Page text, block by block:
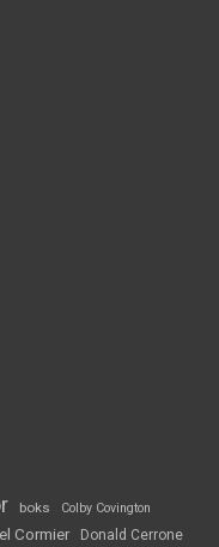
boks Colby Covington
Cormier Donald Cerrone